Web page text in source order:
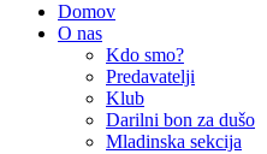
Domov
O nas
Kdo smo?
Predavatelji
Klub
Darilni bon za dušo
Mladinska sekcija